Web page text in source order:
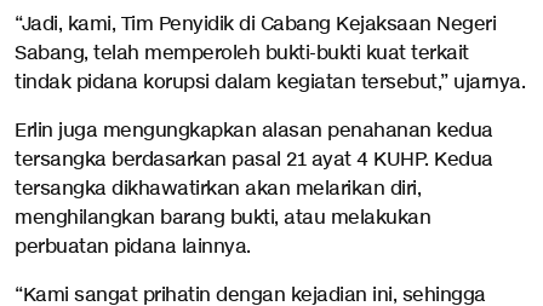
“Jadi, kami, Tim Penyidik di Cabang Kejaksaan Negeri
Sabang, telah memperoleh bukti-bukti kuat terkait
tindak pidana korupsi dalam kegiatan tersebut,” ujarnya.
Erlin juga mengungkapkan alasan penahanan kedua
tersangka berdasarkan pasal 21 ayat 4 KUHP. Kedua
tersangka dikhawatirkan akan melarikan diri,
menghilangkan barang bukti, atau melakukan
perbuatan pidana lainnya.
“Kami sangat prihatin dengan kejadian ini, sehingga